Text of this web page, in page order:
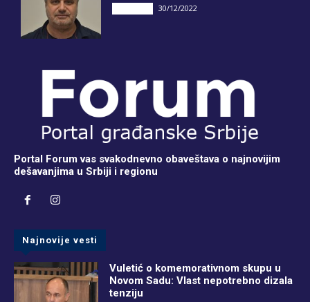
30/12/2022
Portal Forum vas svakodnevno obaveštava o najnovijim
dešavanjima u Srbiji i regionu
Najnovije vesti
Vuletić o komemorativnom skupu u
Novom Sadu: Vlast nepotrebno dizala
tenziju